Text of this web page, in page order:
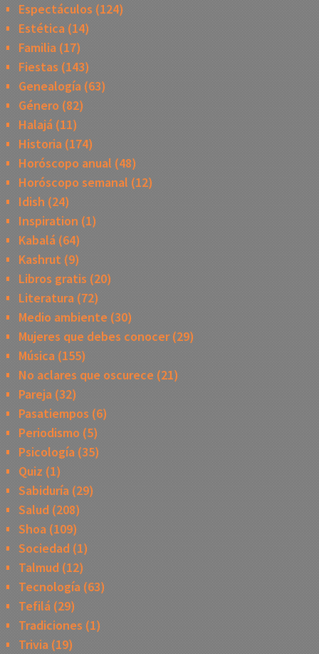
Espectáculos (124)
Estética(14)
Familia(17)
Fiestas (143)
Genealogía(63)
Género (82)
Halajá(11)
Historia(174)
Horóscopo anual (48)
Horóscopo semanal (12)
Idish (24)
Inspiration (1)
Kabalá(64)
Kashrut (9)
Libros gratis (20)
Literatura(72)
Medio ambiente (30)
Mujeres que debes conocer(29)
Música(155)
No aclares que oscurece (21)
Pareja(32)
Pasatiempos (6)
Periodismo (5)
Psicología(35)
Quiz (1)
Sabiduría(29)
Salud (208)
Shoa(109)
Sociedad(1)
Talmud (12)
Tecnología(63)
Tefilá(29)
Tradiciones (1)
Trivia(19)